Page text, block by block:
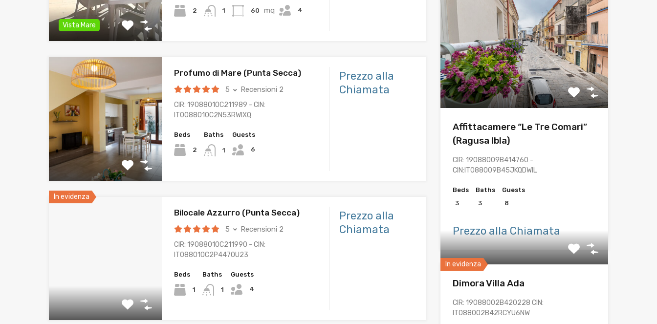
Vista Mare
2 1 60 mq
4
Profumo di Mare (Punta Secca)
5 Recensioni 2
CIR: 19088010C211989 - CIN:
IT0088010C2N53RWIXQ
Beds
2
Baths
1
Guests
6
Prezzo alla
Chiamata
In evidenza
Bilocale Azzurro (Punta Secca)
5 Recensioni 2
CIR: 19088010C211990 - CIN:
IT088010C2P447OU23
Beds
1
Baths
1
Guests
4
Prezzo alla
Chiamata
Affittacamere “Le Tre Comari”
(Ragusa Ibla)
CIR: 19088009B414760 -
CIN:IT088009B45JKQDWIL
Beds
3
Baths
3
Guests
8
Prezzo alla Chiamata
In evidenza
Dimora Villa Ada
CIR: 19088002B420228 CIN:
IT088002B42RCYU6NW